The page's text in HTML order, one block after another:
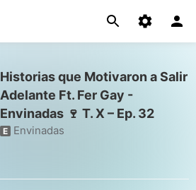
Historias que Motivaron a Salir
Adelante Ft. Fer Gay -
Envinadas 🍷 T. X – Ep. 32
E Envinadas